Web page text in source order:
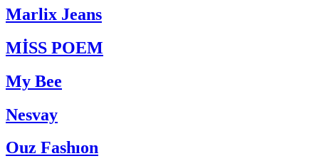
Marlix Jeans
MİSS POEM
My Bee
Nesvay
Ouz Fashıon